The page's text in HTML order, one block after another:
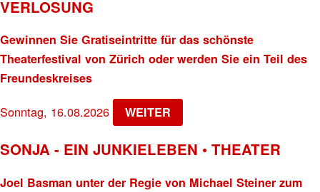
VERLOSUNG
Gewinnen Sie Gratiseintritte für das schönste
Theaterfestival von Zürich oder werden Sie ein Teil des
Freundeskreises
Sonntag, 16.08.2026 WEITER
SONJA - EIN JUNKIELEBEN • THEATER
Joel Basman unter der Regie von Michael Steiner zum